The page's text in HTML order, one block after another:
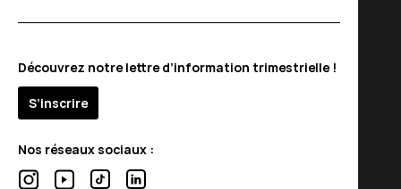
Découvrez notre lettre d’information trimestrielle !
S’inscrire
Nos réseaux sociaux :